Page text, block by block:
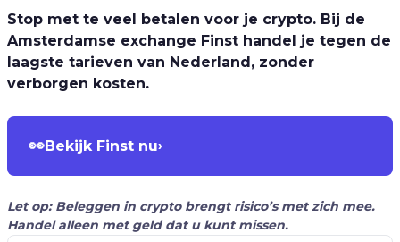
Stop met te veel betalen voor je crypto. Bij de
Amsterdamse exchange Finst handel je tegen de
laagste tarieven van Nederland, zonder
verborgen kosten.
👀Bekijk Finst nu›
Let op: Beleggen in crypto brengt risico’s met zich mee.
Handel alleen met geld dat u kunt missen.